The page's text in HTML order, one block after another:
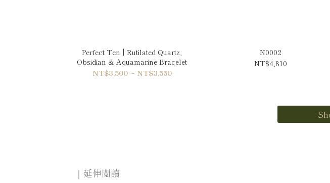
Perfect Ten | Rutilated Quartz,
Obsidian & Aquamarine Bracelet
NT$3,500 ~ NT$3,550
N0002
NT$4,810
｜延伸閱讀